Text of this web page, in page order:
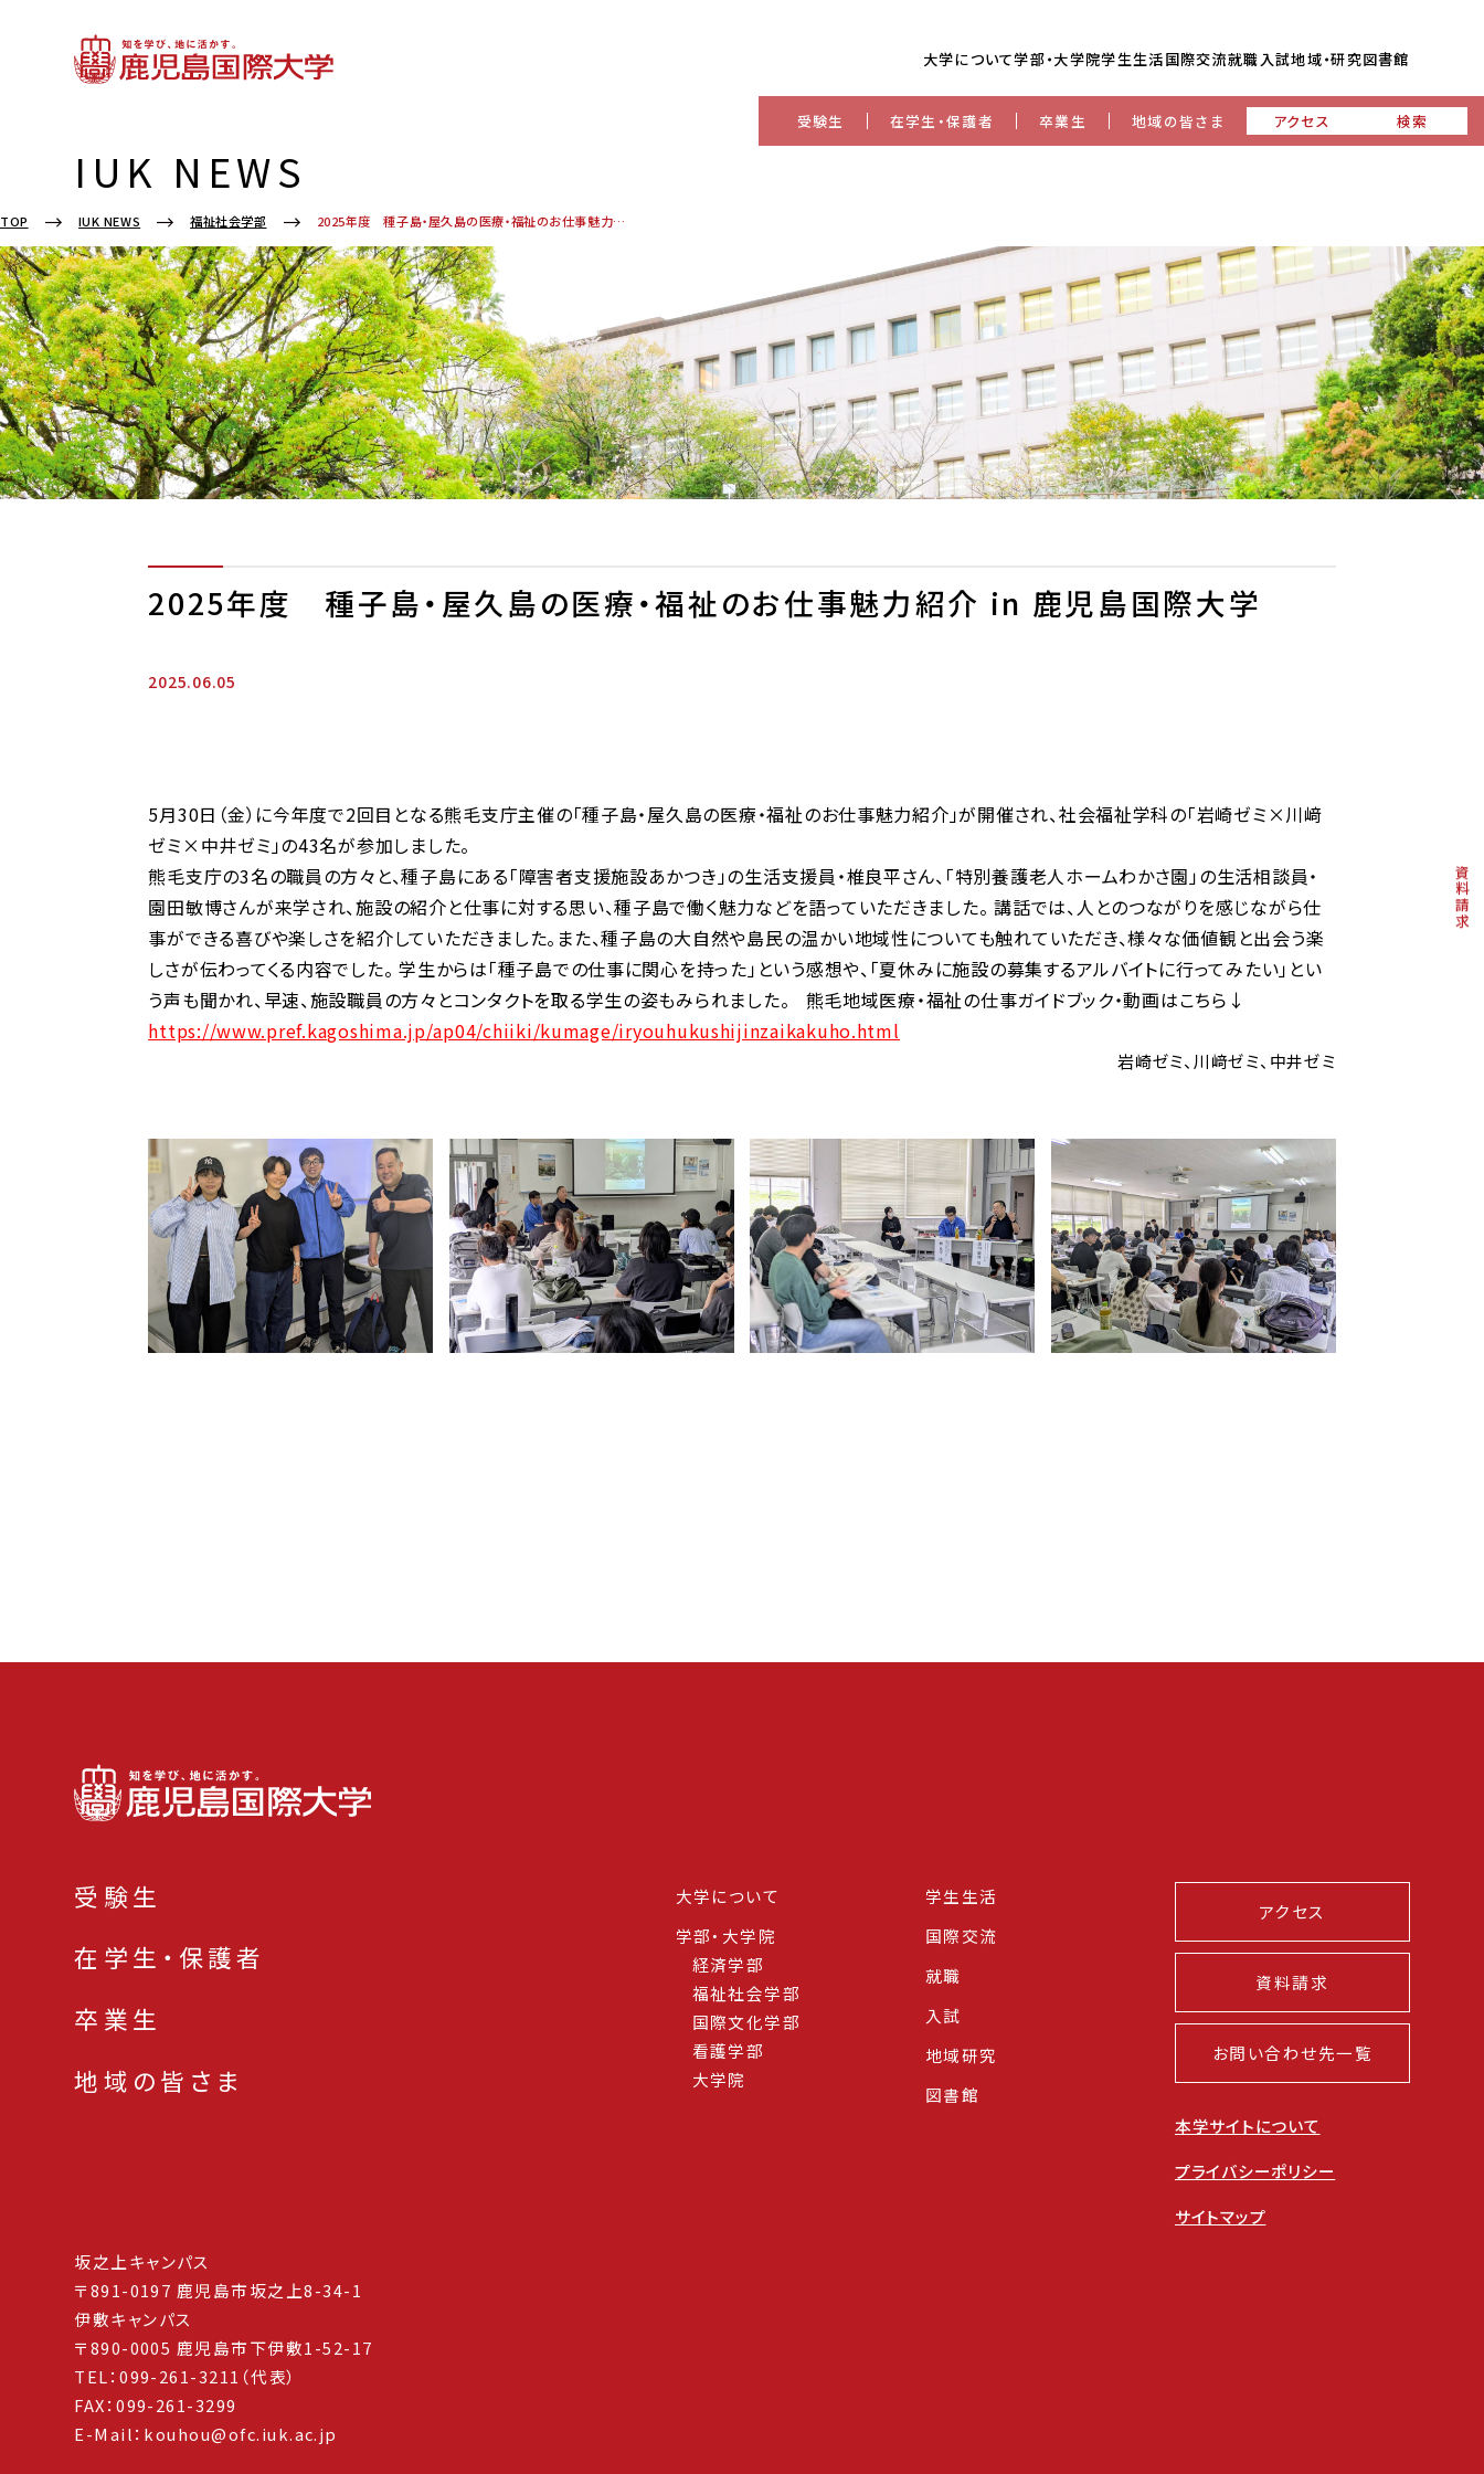
大学について学部・大学院学生生活国際交流就職入試地域・研究図書館
受験生 在学生・保護者 卒業生 地域の皆さま アクセス 検索
資料請求
IUK NEWS
TOP IUK NEWS 福祉社会学部 2025年度 種子島・屋久島の医療・福祉のお仕事魅力紹介 in 鹿児島国際大学
2025年度 種子島・屋久島の医療・福祉のお仕事魅力紹介 in 鹿児島国際大学
2025.06.05
5月30日（金）に今年度で2回目となる熊毛支庁主催の「種子島・屋久島の医療・福祉のお仕事魅力紹介」が開催され、社会福祉学科の「岩崎ゼミ×川﨑
ゼミ×中井ゼミ」の43名が参加しました。
熊毛支庁の3名の職員の方々と、種子島にある「障害者支援施設あかつき」の生活支援員・椎良平さん、「特別養護老人ホームわかさ園」の生活相談員・
園田敏博さんが来学され、施設の紹介と仕事に対する思い、種子島で働く魅力などを語っていただきました。 講話では、人とのつながりを感じながら仕
事ができる喜びや楽しさを紹介していただきました。また、種子島の大自然や島民の温かい地域性についても触れていただき、様々な価値観と出会う楽
しさが伝わってくる内容でした。 学生からは「種子島での仕事に関心を持った」という感想や、「夏休みに施設の募集するアルバイトに行ってみたい」とい
う声も聞かれ、早速、施設職員の方々とコンタクトを取る学生の姿もみられました。 熊毛地域医療・福祉の仕事ガイドブック・動画はこちら↓
https://www.pref.kagoshima.jp/ap04/chiiki/kumage/iryouhukushijinzaikakuho.html
岩崎ゼミ、川﨑ゼミ、中井ゼミ
受験生
在学生・保護者
卒業生
地域の皆さま
大学について
学部・大学院
経済学部
福祉社会学部
国際文化学部
看護学部
大学院
学生生活
国際交流
就職
入試
地域研究
図書館
アクセス
資料請求
お問い合わせ先一覧
本学サイトについて
プライバシーポリシー
サイトマップ
坂之上キャンパス
〒891-0197 鹿児島市坂之上8-34-1
伊敷キャンパス
〒890-0005 鹿児島市下伊敷1-52-17
TEL：099-261-3211（代表）
FAX：099-261-3299
E-Mail：kouhou@ofc.iuk.ac.jp